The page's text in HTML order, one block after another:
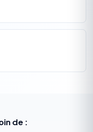
de :